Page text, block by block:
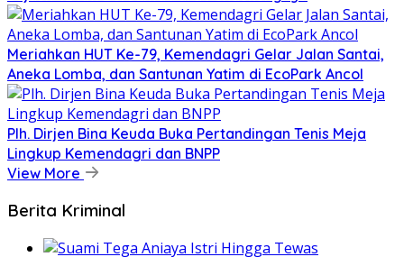
Meriahkan HUT Ke-79, Kemendagri Gelar Jalan Santai,
Aneka Lomba, dan Santunan Yatim di EcoPark Ancol
Plh. Dirjen Bina Keuda Buka Pertandingan Tenis Meja
Lingkup Kemendagri dan BNPP
View More
Berita Kriminal